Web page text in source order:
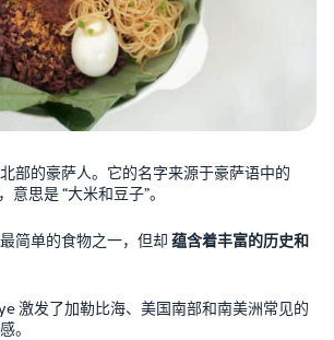
部的豪萨人。它的名字来源于豪萨语中的
思是 “大米和豆子”。
简单的食物之一，但却 蕴含着丰富的历史和
激发了加勒比海、美国南部和南美洲常见的
。